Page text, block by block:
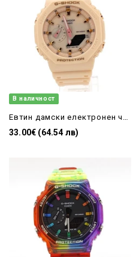
В наличност
33.00€ (64.54 лв)